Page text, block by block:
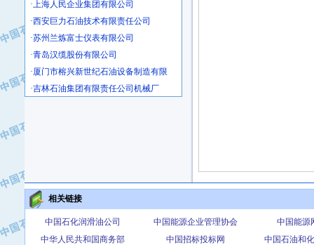
·西安巨力石油技术有限责任公司
·苏州兰炼富士仪表有限公司
·青岛汉缆股份有限公司
·厦门市榕兴新世纪石油设备制造有限
·吉林石油集团有限责任公司机械厂
·大港油田集团中成机械制造有限公司
·中国石油化工股份有限公司催化剂长
相关链接
中国石化润滑油公司 中国能源企业管理协会
中国能源
中华人民共和国商务部
中国招标投标网
中国石油和